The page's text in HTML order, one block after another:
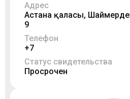
Адрес
Астана қаласы,
9
Телефон
+7
Статус свидетельства
Просрочен